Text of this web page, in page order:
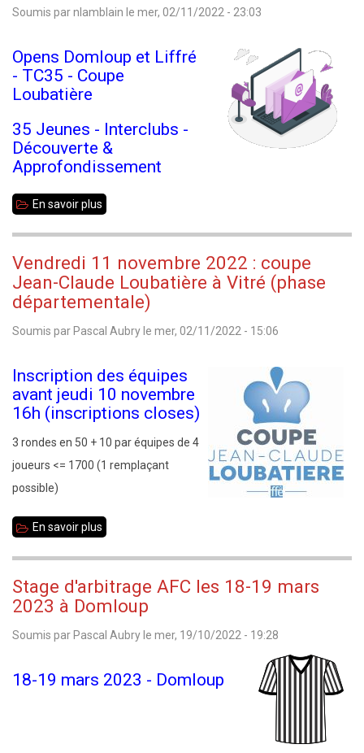
Loubatière
Résultats
Soumis parnlamblain le mer, 02/11/2022 - 23:03
Opens Domloup et Liffré
- TC35 - Coupe
Loubatière
35 Jeunes - Interclubs -
Découverte &
Approfondissement
En savoir plus
Info
n°195
02/11/2022
Vendredi 11 novembre 2022 : coupe
Jean-Claude Loubatière à Vitré (phase
départementale)
Soumis par Pascal Aubry le mer, 02/11/2022 - 15:06
Inscription des équipes
avant jeudi 10 novembre
16h (inscriptions closes)
3 rondes en 50 + 10 par équipes de 4
joueurs <= 1700 (1 remplaçant
possible)
En savoir plus
novembre
:
Jean-
Stage d'arbitrage AFC les 18-19 mars
2023 à Domloup
Soumis par Pascal Aubry le mer, 19/10/2022 - 19:28
18-19 mars 2023 - Domloup